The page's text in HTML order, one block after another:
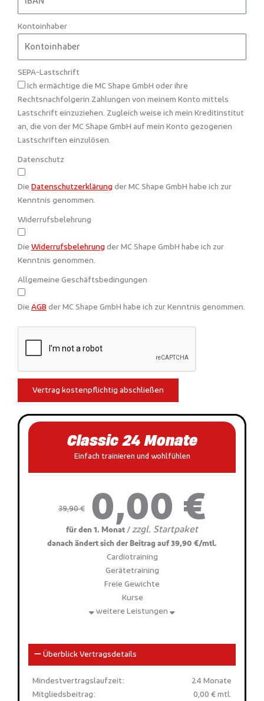
Kontoinhaber
SEPA-Lastschrift
Ich ermächtige die MC Shape GmbH oder ihre
Rechtsnachfolgerin Zahlungen von meinem Konto mittels
Lastschrift einzuziehen. Zugleich weise ich mein Kreditinstitut
an, die von der MC Shape GmbH auf mein Konto gezogenen
Lastschriften einzulösen.
Datenschutz
Die Datenschutzerklärung der MC Shape GmbH habe ich zur
Kenntnis genommen.
Widerrufsbelehrung
Die Widerrufsbelehrung der MC Shape GmbH habe ich zur
Kenntnis genommen.
Allgemeine Geschäftsbedingungen
Die AGB der MC Shape GmbH habe ich zur Kenntnis genommen.
Vertrag kostenpflichtig abschließen
Classic 24 Monate
Einfach trainieren und wohlfühlen
39,90 € 0,00 €
für den 1. Monat / zzgl. Startpaket
danach ändert sich der Beitrag auf 39,90 €/mtl.
Cardiotraining
Gerätetraining
Freie Gewichte
Kurse
weitere Leistungen
Überblick Vertragsdetails
Mindestvertragslaufzeit:
24 Monate
Mitgliedsbeitrag:
0,00 € mtl.